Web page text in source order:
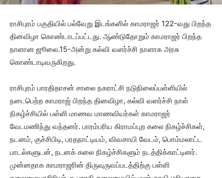
ராசிபுரம் பகுதியில் பல்வேறு இடங்களில் காமராஜர் 122-வது பிறந்த
தினவிழா கொண்டாடப்பட்டது. ஆண்டுதோறும் காமராஜர் பிறந்த
நாளான ஜூலை.15-அன்று கல்வி வளர்ச்சி நாளாக அரசு
கொண்டாடிவருகிறது.
ராசிபுரம் பாரதிதாசன் சாலை நகராட்சி நடுநிலைப்பள்ளியில்
நடைபெற்ற காமராஜ் பிறந்த தினவிழா, கல்வி வளர்ச்சி நாள்
நிகழ்ச்சியில் பள்ளி மாணவ மாணவியர்கள் காமராஜர்
வேடமணிந்து வந்தனர். பாரம்பரிய கிராமப்புற கலை நிகழ்ச்சிகள்,
நடனம், குச்சிபிடி, பரதநாட்டியம், விவசாயி வேடம், பொம்மலாட்ட
பாடல்களுடன், நடனக் கலை நிகழ்ச்சிகளும் நடத்திக்காட்டினர்.
முன்னதாக காமராஜரின் திருவுருவப்படத்திற்கு பள்ளி